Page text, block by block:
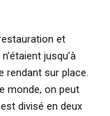
et
jusqu’à
rendant sur place.
monde, on peut
divisé en deux